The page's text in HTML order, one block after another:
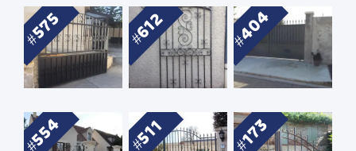
575 612 404
554 511 173